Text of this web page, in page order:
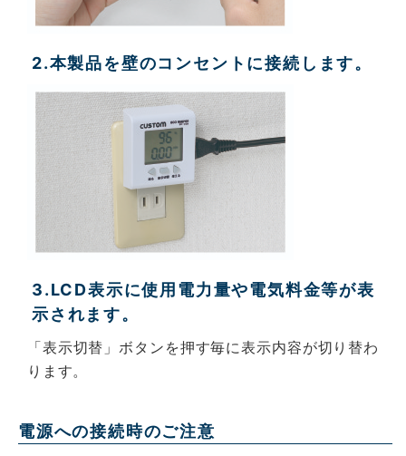
2.本製品を壁のコンセントに接続します。
3.LCD表示に使用電力量や電気料金等が表
示されます。
「表示切替」ボタンを押す毎に表示内容が切り替わ
ります。
電源への接続時のご注意